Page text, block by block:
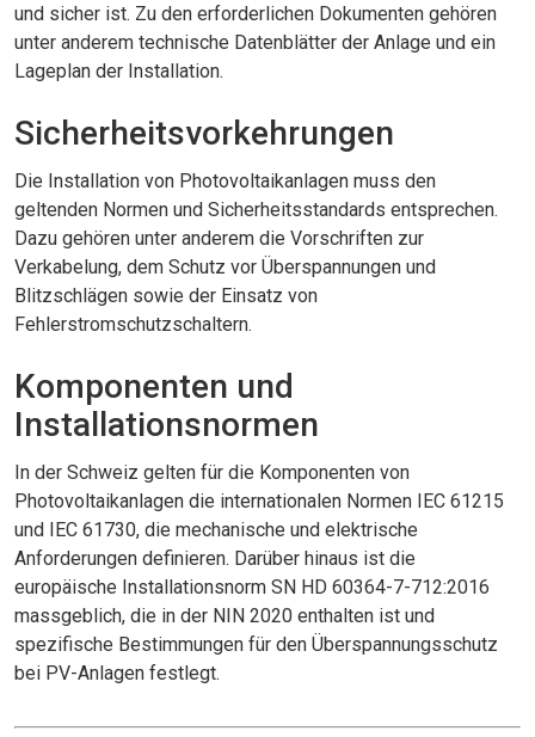
und sicher ist. Zu den erforderlichen Dokumenten gehören
unter anderem technische Datenblätter der Anlage und ein
Lageplan der Installation.
Sicherheitsvorkehrungen
Die Installation von Photovoltaikanlagen muss den
geltenden Normen und Sicherheitsstandards entsprechen.
Dazu gehören unter anderem die Vorschriften zur
Verkabelung, dem Schutz vor Überspannungen und
Blitzschlägen sowie der Einsatz von
Fehlerstromschutzschaltern.
Komponenten und
Installationsnormen
In der Schweiz gelten für die Komponenten von
Photovoltaikanlagen die internationalen Normen IEC 61215
und IEC 61730, die mechanische und elektrische
Anforderungen definieren. Darüber hinaus ist die
europäische Installationsnorm SN HD 60364-7-712:2016
massgeblich, die in der NIN 2020 enthalten ist und
spezifische Bestimmungen für den Überspannungsschutz
bei PV-Anlagen festlegt.